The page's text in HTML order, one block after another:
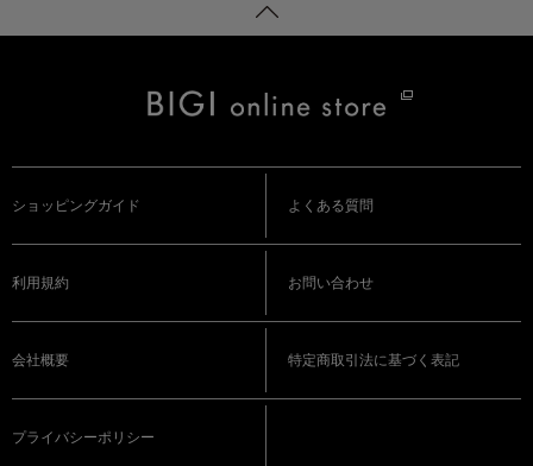
ショッピングガイド よくある質問
利用規約 お問い合わせ
会社概要 特定商取引法に基づく表記
プライバシーポリシー